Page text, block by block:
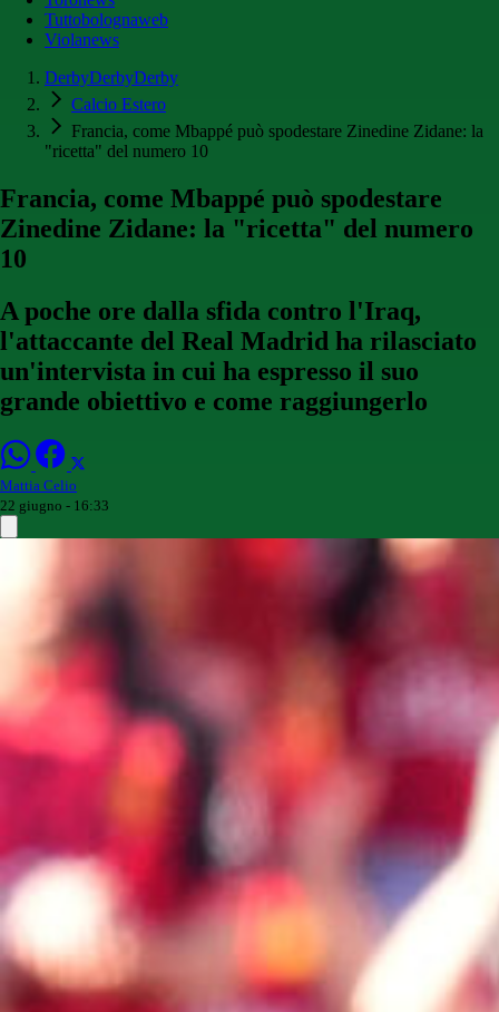
Tuttobolognaweb
Violanews
DerbyDerbyDerby
Calcio Estero
Francia, come Mbappé può spodestare Zinedine Zidane: la
"ricetta" del numero 10
Francia, come Mbappé può spodestare
Zinedine Zidane: la "ricetta" del numero
10
A poche ore dalla sfida contro l'Iraq,
l'attaccante del Real Madrid ha rilasciato
un'intervista in cui ha espresso il suo
grande obiettivo e come raggiungerlo
Mattia Celio
22 giugno - 16:33